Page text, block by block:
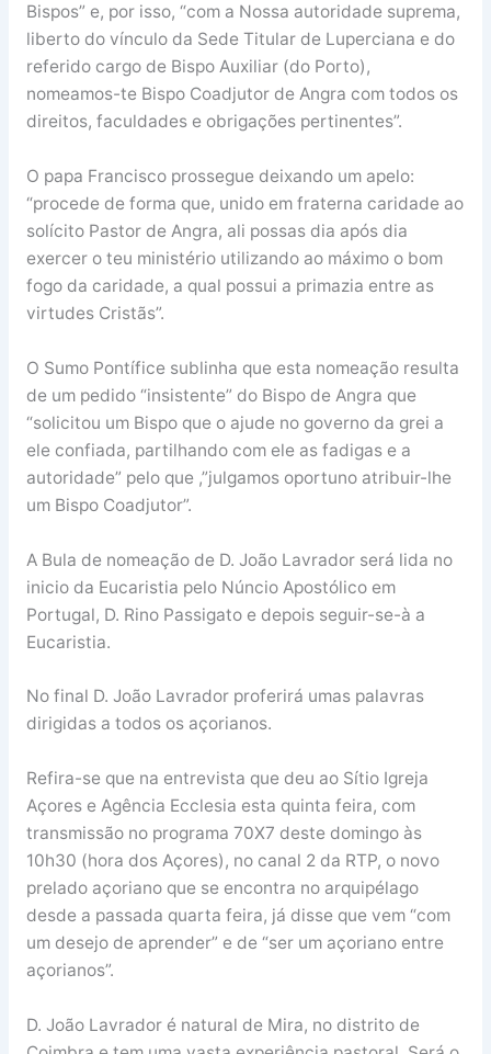
Bispos” e, por isso, “com a Nossa autoridade suprema,
liberto do vínculo da Sede Titular de Luperciana e do
referido cargo de Bispo Auxiliar (do Porto),
nomeamos-te Bispo Coadjutor de Angra com todos os
direitos, faculdades e obrigações pertinentes”.
O papa Francisco prossegue deixando um apelo:
“procede de forma que, unido em fraterna caridade ao
solícito Pastor de Angra, ali possas dia após dia
exercer o teu ministério utilizando ao máximo o bom
fogo da caridade, a qual possui a primazia entre as
virtudes Cristãs”.
O Sumo Pontífice sublinha que esta nomeação resulta
de um pedido “insistente” do Bispo de Angra que
“solicitou um Bispo que o ajude no governo da grei a
ele confiada, partilhando com ele as fadigas e a
autoridade” pelo que ,”julgamos oportuno atribuir-lhe
um Bispo Coadjutor”.
A Bula de nomeação de D. João Lavrador será lida no
inicio da Eucaristia pelo Núncio Apostólico em
Portugal, D. Rino Passigato e depois seguir-se-à a
Eucaristia.
No final D. João Lavrador proferirá umas palavras
dirigidas a todos os açorianos.
Refira-se que na entrevista que deu ao Sítio Igreja
Açores e Agência Ecclesia esta quinta feira, com
transmissão no programa 70X7 deste domingo às
10h30 (hora dos Açores), no canal 2 da RTP, o novo
prelado açoriano que se encontra no arquipélago
desde a passada quarta feira, já disse que vem “com
um desejo de aprender” e de “ser um açoriano entre
açorianos”.
D. João Lavrador é natural de Mira, no distrito de